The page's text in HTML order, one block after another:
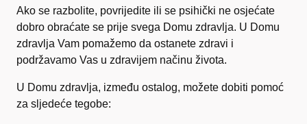
Ako se razbolite, povrijedite ili se psihički ne osjećate
dobro obraćate se prije svega Domu zdravlja. U Domu
zdravlja Vam pomažemo da ostanete zdravi i
podržavamo Vas u zdravijem načinu života.
U Domu zdravlja, između ostalog, možete dobiti pomoć
za sljedeće tegobe: